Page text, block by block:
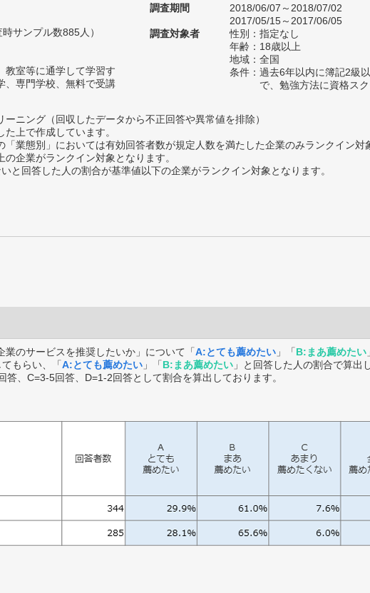
サンプル数885人）
教室等に通学して学習す
、専門学校、無料で受講
調査期間
2018/06/07～2018/07/02
2017/05/15～2017/06/05
調査対象者
性別：指定なし
年齢：18歳以上
地域：全国
条件：過去6年以内に簿記2級
で、勉強方法に資格ス
ニング（回収したデータから不正回答や異常値を排除）
上で作成しています。
業態別」においては有効回答者数が規定人数を満たした企業のみランクイン対
企業がランクイン対象となります。
回答した人の割合が基準値以下の企業がランクイン対象となります。
のサービスを推奨したいか」について「A:とても薦めたい 」「B:まあ薦めたい
もらい、「A:とても薦めたい 」「B:まあ薦めたい 」と回答した人の割合で算出
、C=3-5回答、D=1-2回答として割合を算出しております。